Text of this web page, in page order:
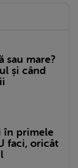
sau mare?
și când
în primele
faci, oricât